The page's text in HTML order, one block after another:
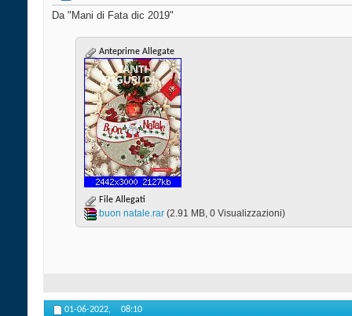
Da "Mani di Fata dic 2019"
Anteprime Allegate
File Allegati
buon natale.rar‎ (2.91 MB, 0 Visualizzazioni)
01-06-2022, 08:10